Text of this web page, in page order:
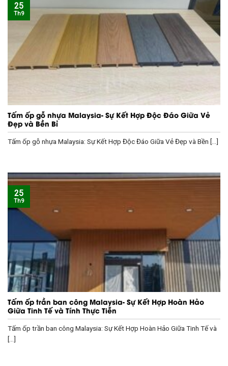
Tấm ốp gỗ nhựa Malaysia- Sự Kết Hợp Độc Đáo Giữa Vẻ
Đẹp và Bền Bỉ
Tấm ốp gỗ nhựa Malaysia: Sự Kết Hợp Độc Đáo Giữa Vẻ Đẹp và Bền [...]
25
Th9
Tấm ốp trần ban công Malaysia- Sự Kết Hợp Hoàn Hảo
Giữa Tinh Tế và Tính Thực Tiễn
Tấm ốp trần ban công Malaysia: Sự Kết Hợp Hoàn Hảo Giữa Tinh Tế và
[...]
25
Th9